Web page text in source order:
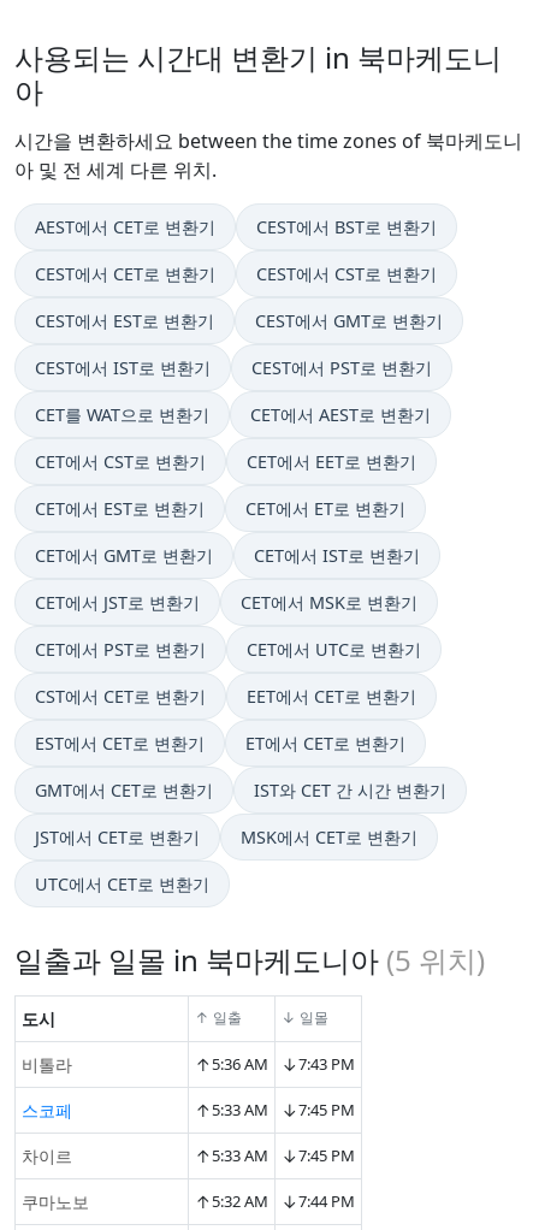
사용되는 시간대 변환기 in 북마케도니
아
시간을 변환하세요 between the time zones of 북마케도니
아 및 전 세계 다른 위치.
AEST에서 CET로 변환기 CEST에서 BST로 변환기
CEST에서 CET로 변환기 CEST에서 CST로 변환기
CEST에서 EST로 변환기 CEST에서 GMT로 변환기
CEST에서 IST로 변환기 CEST에서 PST로 변환기
CET를 WAT으로 변환기 CET에서 AEST로 변환기
CET에서 CST로 변환기 CET에서 EET로 변환기
CET에서 EST로 변환기 CET에서 ET로 변환기
CET에서 GMT로 변환기 CET에서 IST로 변환기
CET에서 JST로 변환기 CET에서 MSK로 변환기
CET에서 PST로 변환기 CET에서 UTC로 변환기
CST에서 CET로 변환기 EET에서 CET로 변환기
EST에서 CET로 변환기 ET에서 CET로 변환기
GMT에서 CET로 변환기 IST와 CET 간 시간 변환기
JST에서 CET로 변환기 MSK에서 CET로 변환기
UTC에서 CET로 변환기
일출과 일몰 in 북마케도니아 (5 위치)
도시 ↑ 일출 ↓ 일몰
비톨라 ↑5:36 AM ↓7:43 PM
스코페 ↑5:33 AM ↓7:45 PM
차이르 ↑5:33 AM ↓7:45 PM
쿠마노보 ↑5:32 AM ↓7:44 PM